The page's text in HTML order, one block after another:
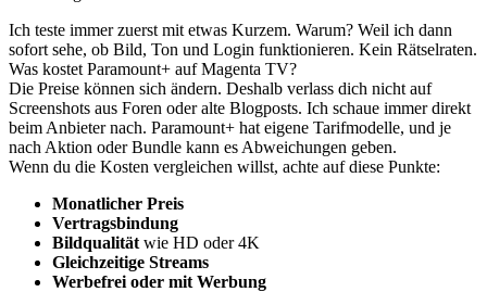
Ich teste immer zuerst mit etwas Kurzem. Warum? Weil ich dann
sofort sehe, ob Bild, Ton und Login funktionieren. Kein Rätselraten.
Was kostet Paramount+ auf Magenta TV?
Die Preise können sich ändern. Deshalb verlass dich nicht auf
Screenshots aus Foren oder alte Blogposts. Ich schaue immer direkt
beim Anbieter nach. Paramount+ hat eigene Tarifmodelle, und je
nach Aktion oder Bundle kann es Abweichungen geben.
Wenn du die Kosten vergleichen willst, achte auf diese Punkte:
Monatlicher Preis
Vertragsbindung
Bildqualität wie HD oder 4K
Gleichzeitige Streams
Werbefrei oder mit Werbung